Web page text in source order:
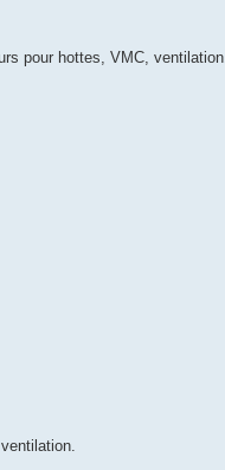
pour hottes, VMC, ventilation.